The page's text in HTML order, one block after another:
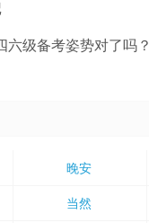
六级备考姿势对了吗？
晚安
当然